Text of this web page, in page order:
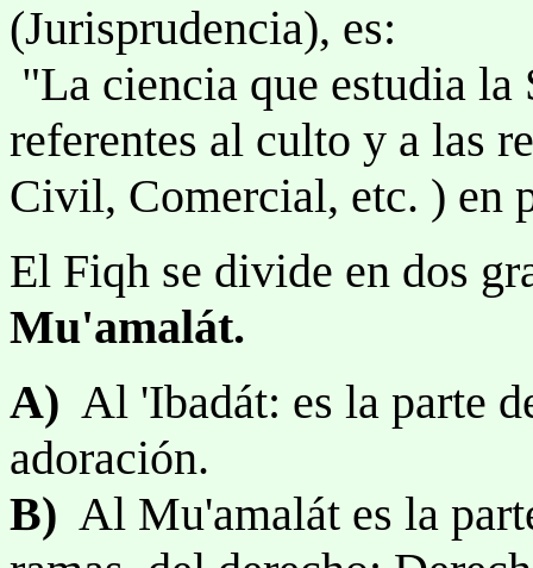
(Jurisprudencia), es:
"La ciencia que estudia la
referentes al culto y a las
Civil, Comercial, etc. ) en
El Fiqh se divide en dos
Mu'amalát.
A) Al 'Ibadát: es la parte
adoración.
B) Al Mu'amalát es la